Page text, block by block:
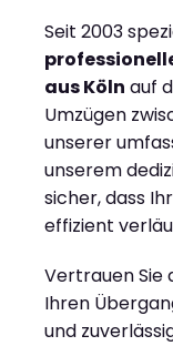
Seit 2003
aus Köln auf
Umzügen
unserer
unserem
sicher, dass
effizient
Vertrauen Sie
Ihren
und